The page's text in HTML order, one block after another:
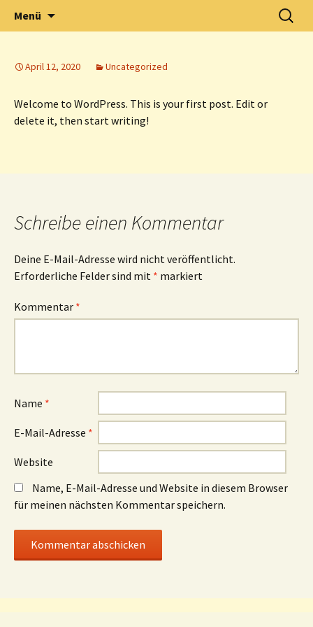
Waldorfkindergarten
Menü
Suchen
nach:
April 12, 2020 Uncategorized
Welcome to WordPress. This is your first post. Edit or
delete it, then start writing!
Schreibe einen Kommentar
Deine E-Mail-Adresse wird nicht veröffentlicht.
Erforderliche Felder sind mit * markiert
Kommentar *
Name *
E-Mail-Adresse *
Website
Name, E-Mail-Adresse und Website in diesem Browser
für meinen nächsten Kommentar speichern.